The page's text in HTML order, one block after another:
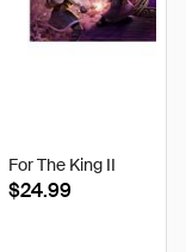
For The King II
$24.99